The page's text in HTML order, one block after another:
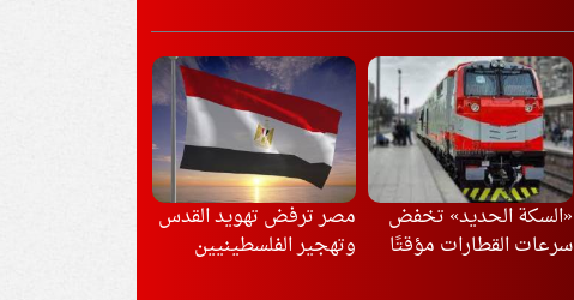
«السكة الحديد» تخفض
سرعات القطارات مؤقتًا
مصر ترفض تهويد القدس
وتهجير الفلسطينيين